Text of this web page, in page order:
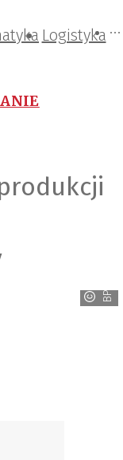
Logistyka
BPSC